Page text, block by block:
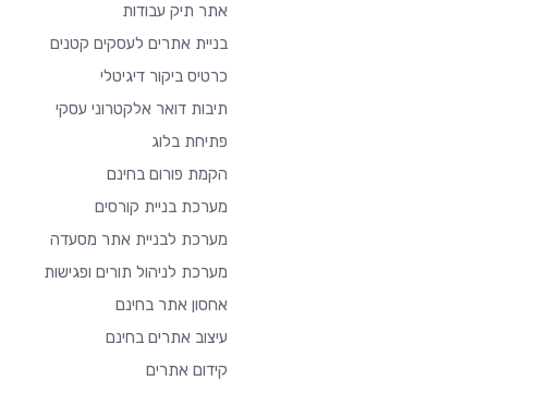
אתר תיק עבודות
בניית אתרים לעסקים קטנים
כרטיס ביקור דיגיטלי
תיבות דואר אלקטרוני עסקי
פתיחת בלוג
הקמת פורום בחינם
מערכת בניית קורסים
מערכת לבניית אתר מסעדה
מערכת לניהול תורים ופגישות
אחסון אתר בחינם
עיצוב אתרים בחינם
קידום אתרים